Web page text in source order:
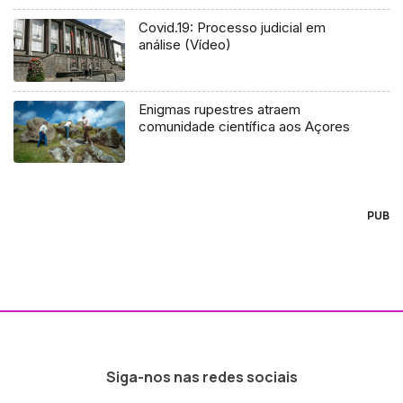
Covid.19: Processo judicial em
análise (Vídeo)
Enigmas rupestres atraem
comunidade científica aos Açores
PUB
Siga-nos nas redes sociais